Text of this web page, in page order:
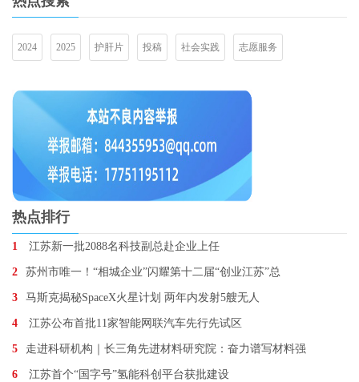
2024 2025 护肝片 投稿 社会实践 志愿服务
热点排行
1 江苏新一批2088名科技副总赴企业上任
2 苏州市唯一！“相城企业”闪耀第十二届“创业江苏”总
3 马斯克揭秘SpaceX火星计划 两年内发射5艘无人
4 江苏公布首批11家智能网联汽车先行先试区
5 走进科研机构｜长三角先进材料研究院：奋力谱写材料强
6 江苏首个“国字号”氢能科创平台获批建设